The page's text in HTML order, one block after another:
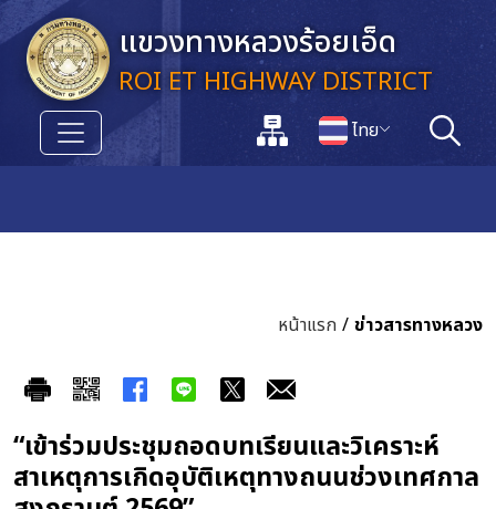
ข้ามไปยังเนื้อหาหลัก
แขวงทางหลวงร้อยเอ็ด
ROI ET HIGHWAY DISTRICT
แผนผังเว็บไซต์
เปลี่ยนภาษา
ไทย ค้นหา
หน้าแรก / ข่าวสารทางหลวง
“เข้าร่วมประชุมถอดบทเรียนและวิเคราะห์
สาเหตุการเกิดอุบัติเหตุทางถนนช่วงเทศกาล